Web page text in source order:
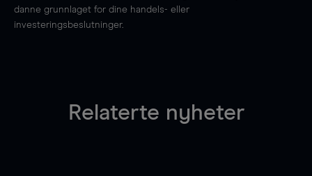
danne grunnlaget for dine handels- eller
investeringsbeslutninger.
Relaterte nyheter